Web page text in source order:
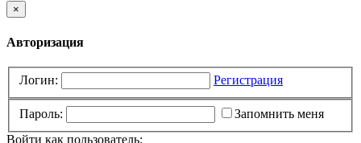
×
Авторизация
Логин: Регистрация
Пароль:
Запомнить меня
Войти как пользователь: